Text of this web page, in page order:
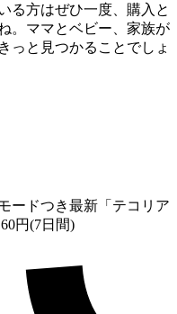
る方はぜひ一度、購入と
。ママとベビー、家族が
っと見つかることでしょ
ードつき最新「テコリア
円(7日間)